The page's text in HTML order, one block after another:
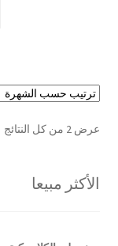
عرض ⁦2⁩ من كل النتائج
تم
الأكثر مبيعا